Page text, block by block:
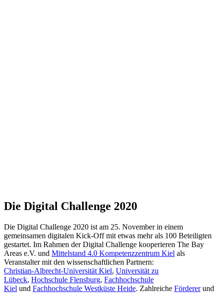
Die Digital Challenge 2020
Die Digital Challenge 2020 ist am 25. November in einem
gemeinsamen digitalen Kick-Off mit etwas mehr als 100 Beteiligten
gestartet. Im Rahmen der Digital Challenge kooperieren The Bay
Areas e.V. und Mittelstand 4.0 Kompetenzzentrum Kiel als
Veranstalter mit den wissenschaftlichen Partnern:
Christian-Albrecht-Universität Kiel, Universität zu
Lübeck, Hochschule Flensburg, Fachhochschule
Kiel und Fachhochschule Westküste Heide. Zahlreiche Fördererund